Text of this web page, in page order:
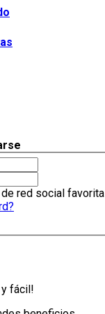
red social favorita
fácil!